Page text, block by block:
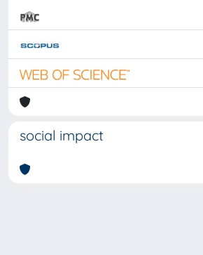
social impact